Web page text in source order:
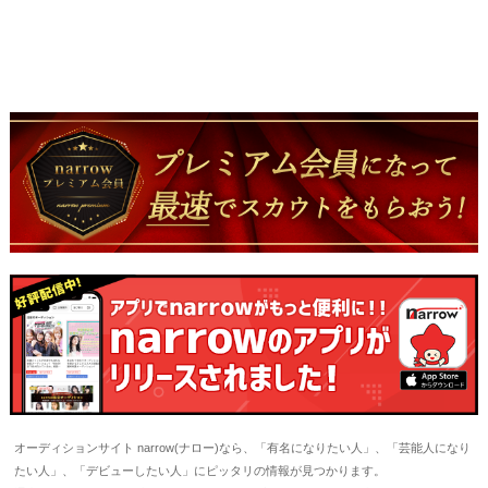
オーディションサイト narrow(ナロー)なら、「有名になりたい人」、「芸能人になり
たい人」、「デビューしたい人」にピッタリの情報が見つかります。